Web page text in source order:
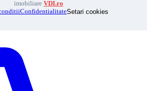
imobiliare VDI.ro
ConfidentialitateSetari cookies